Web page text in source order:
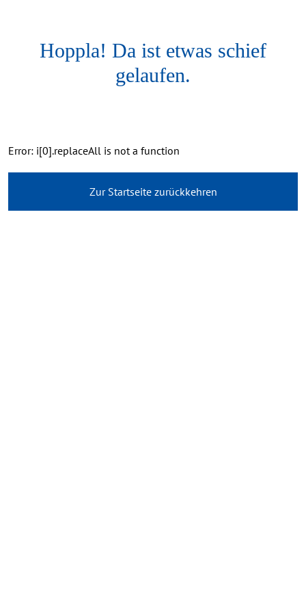
Hoppla! Da ist etwas schief
gelaufen.
Error: i[0].replaceAll is not a function
Zur Startseite zurückkehren